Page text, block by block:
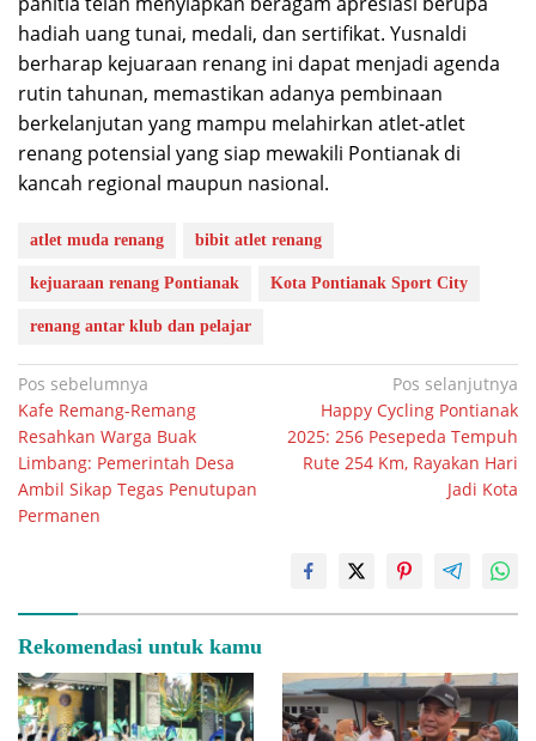
hadiah uang tunai, medali, dan sertifikat. Yusnaldi
berharap kejuaraan renang ini dapat menjadi agenda
rutin tahunan, memastikan adanya pembinaan
berkelanjutan yang mampu melahirkan atlet-atlet
renang potensial yang siap mewakili Pontianak di
kancah regional maupun nasional.
atlet muda renang bibit atlet renang
kejuaraan renang Pontianak Kota Pontianak Sport City
renang antar klub dan pelajar
Navigasi
pos
Pos sebelumnya
Kafe Remang-Remang
Resahkan Warga Buak
Limbang: Pemerintah Desa
Ambil Sikap Tegas Penutupan
Permanen
Pos selanjutnya
Happy Cycling Pontianak
2025: 256 Pesepeda Tempuh
Rute 254 Km, Rayakan Hari
Jadi Kota
Rekomendasi untuk kamu